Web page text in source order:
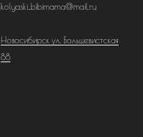
kolyaski_bibimama@mail.ru
Новосибирск ул. Большевистская
88